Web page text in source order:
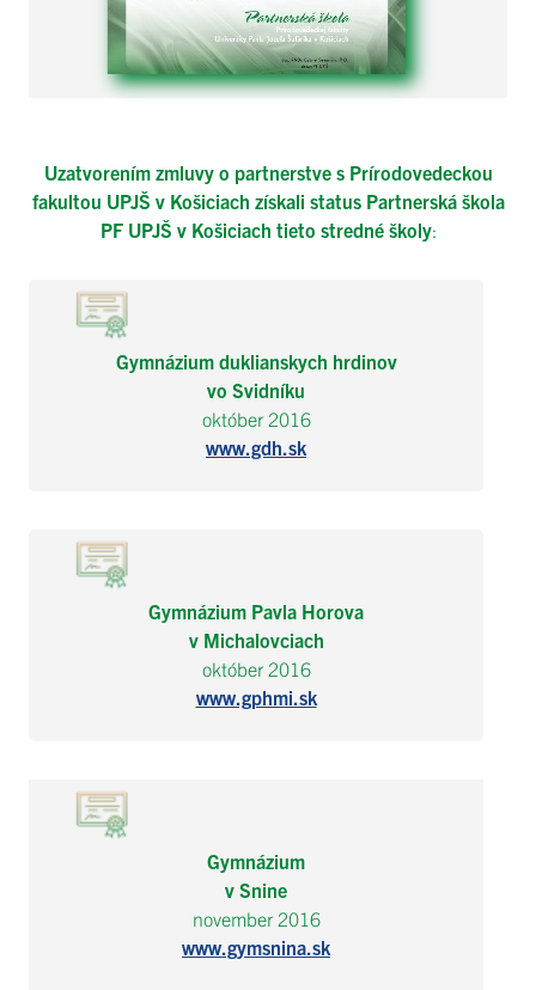
Uzatvorením zmluvy o partnerstve s Prírodovedeckou
fakultou UPJŠ v Košiciach získali status Partnerská škola
PF UPJŠ v Košiciach tieto stredné školy:
Gymnázium duklianskych hrdinov
vo Svidníku
október 2016
www.gdh.sk
Gymnázium Pavla Horova
v Michalovciach
október 2016
www.gphmi.sk
Gymnázium
v Snine
november 2016
www.gymsnina.sk